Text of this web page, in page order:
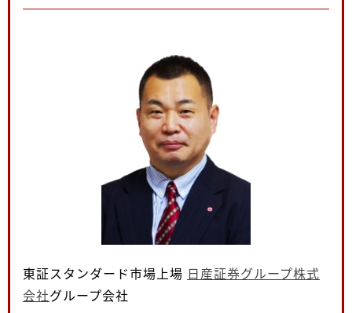
東証スタンダード市場上場 日産証券グループ株式
会社グループ会社